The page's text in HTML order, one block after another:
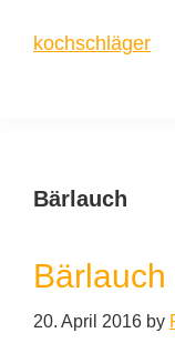
Inhalt
Seitenspalte
kochschläger
Bärlauch
Bärlauch
20. April 2016 by